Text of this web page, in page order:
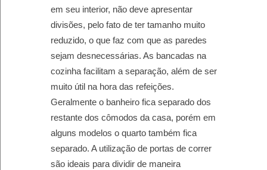
em seu interior, não deve apresentar
divisões, pelo fato de ter tamanho muito
reduzido, o que faz com que as paredes
sejam desnecessárias. As bancadas na
cozinha facilitam a separação, além de ser
muito útil na hora das refeições.
Geralmente o banheiro fica separado dos
restante dos cômodos da casa, porém em
alguns modelos o quarto também fica
separado. A utilização de portas de correr
são ideais para dividir de maneira